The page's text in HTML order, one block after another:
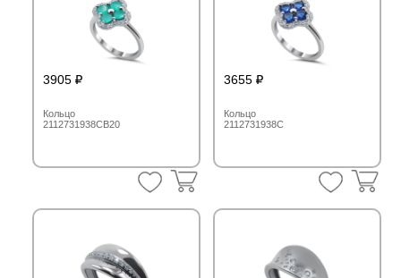
3655
Кольцо
2112731938C
3905
Кольцо
2112731938CB20